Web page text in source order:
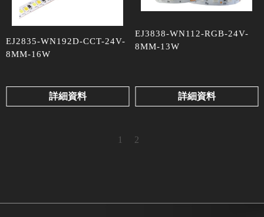
EJ2835-WN192D-CCT-24V-
8MM-16W
詳細資料
EJ3838-WN112-RGB-24V-
8MM-13W
詳細資料
1 2